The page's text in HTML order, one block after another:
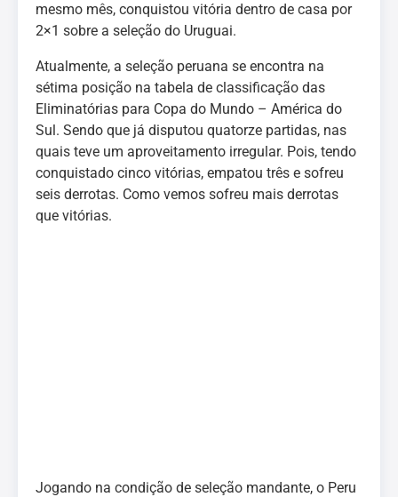
mesmo mês, conquistou vitória dentro de casa por
2×1 sobre a seleção do Uruguai.
Atualmente, a seleção peruana se encontra na
sétima posição na tabela de classificação das
Eliminatórias para Copa do Mundo – América do
Sul. Sendo que já disputou quatorze partidas, nas
quais teve um aproveitamento irregular. Pois, tendo
conquistado cinco vitórias, empatou três e sofreu
seis derrotas. Como vemos sofreu mais derrotas
que vitórias.
Jogando na condição de seleção mandante, o Peru